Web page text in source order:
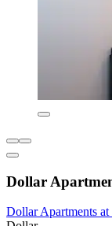
Dollar
Dollar Apartments at